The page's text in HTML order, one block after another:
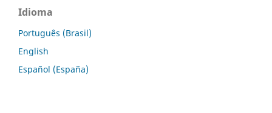
Idioma
Português (Brasil)
English
Español (España)